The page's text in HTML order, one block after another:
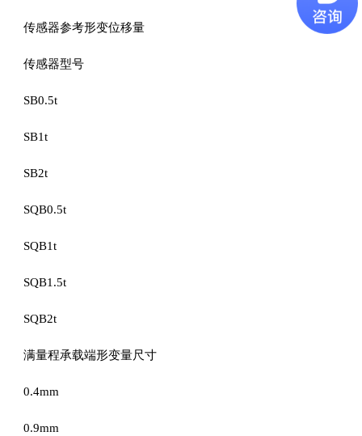
传感器参考形变位移量
传感器型号
SB0.5t
SB1t
SB2t
SQB0.5t
SQB1t
SQB1.5t
SQB2t
满量程承载端形变量尺寸
0.4mm
0.9mm